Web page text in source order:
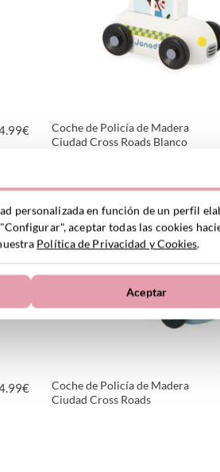
€
Coche de Policía de Madera
Ciudad Cross Roads Blanco
€
Coche de Policía de Madera
Ciudad Cross Roads
personalizada en función de un perfil
aceptar todas las cookies
Política de Privacidad y Cookies.
Aceptar